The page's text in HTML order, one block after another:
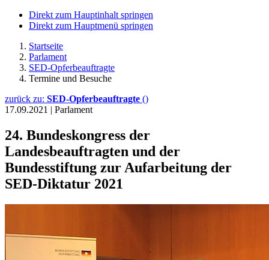
Direkt zum Hauptinhalt springen
Direkt zum Hauptmenü springen
Startseite
Parlament
SED-Opferbeauftragte
Termine und Besuche
zurück zu: SED-Opferbeauftragte ()
17.09.2021 | Parlament
24. Bundeskongress der
Landesbeauftragten und der
Bundesstiftung zur Aufarbeitung der
SED-Diktatur 2021